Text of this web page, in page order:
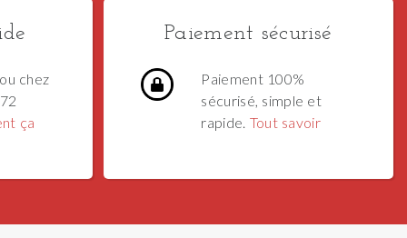
ou chez
ça
Paiement sécurisé
Paiement 100%
sécurisé, simple et
rapide. Tout savoir